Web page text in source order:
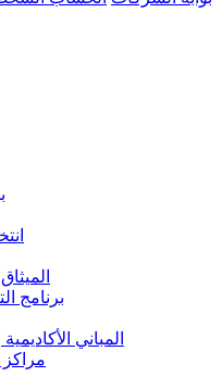
برنامج
المباني
مراكز